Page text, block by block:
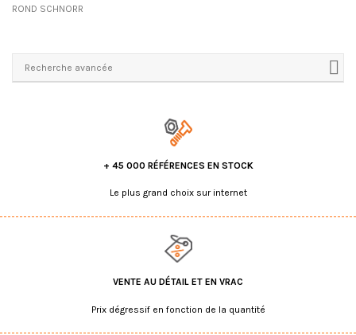
ROND SCHNORR
Recherche avancée
+ 45 000 RÉFÉRENCES EN STOCK
Le plus grand choix sur internet
VENTE AU DÉTAIL ET EN VRAC
Prix dégressif en fonction de la quantité